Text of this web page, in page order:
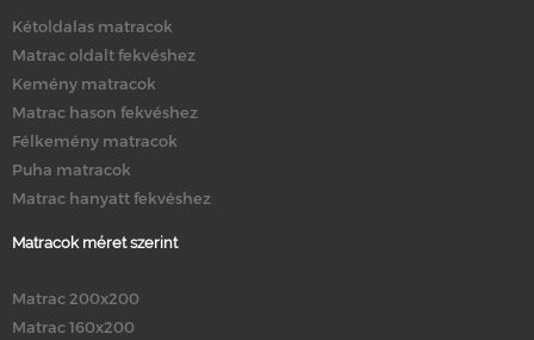
Kétoldalas matracok
Matrac oldalt fekvéshez
Kemény matracok
Matrac hason fekvéshez
Félkemény matracok
Puha matracok
Matrac hanyatt fekvéshez
Matracok méret szerint
Matrac 200x200
Matrac 160x200